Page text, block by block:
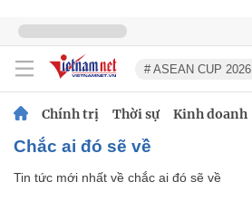
# ASEAN CUP 2026
Chính trị Thời sự Kinh doanh
chắc ai đó sẽ về
Tin tức mới nhất về chắc ai đó sẽ về